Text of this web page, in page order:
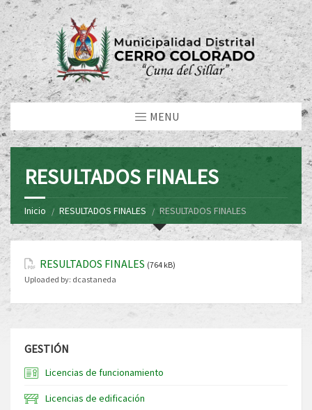
MENU
RESULTADOS FINALES
Inicio RESULTADOS FINALES RESULTADOS FINALES
RESULTADOS FINALES (764 kB)
Uploaded by: dcastaneda
GESTIÓN
Licencias de funcionamiento
Licencias de edificación